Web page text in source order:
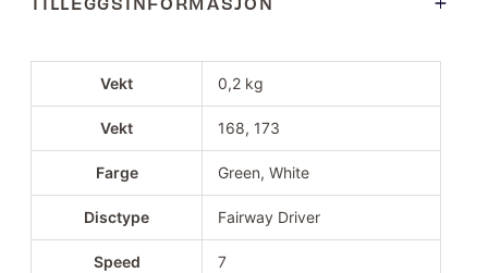
Vekt 0,2 kg
Vekt 168, 173
Farge Green, White
Disctype Fairway Driver
Speed 7